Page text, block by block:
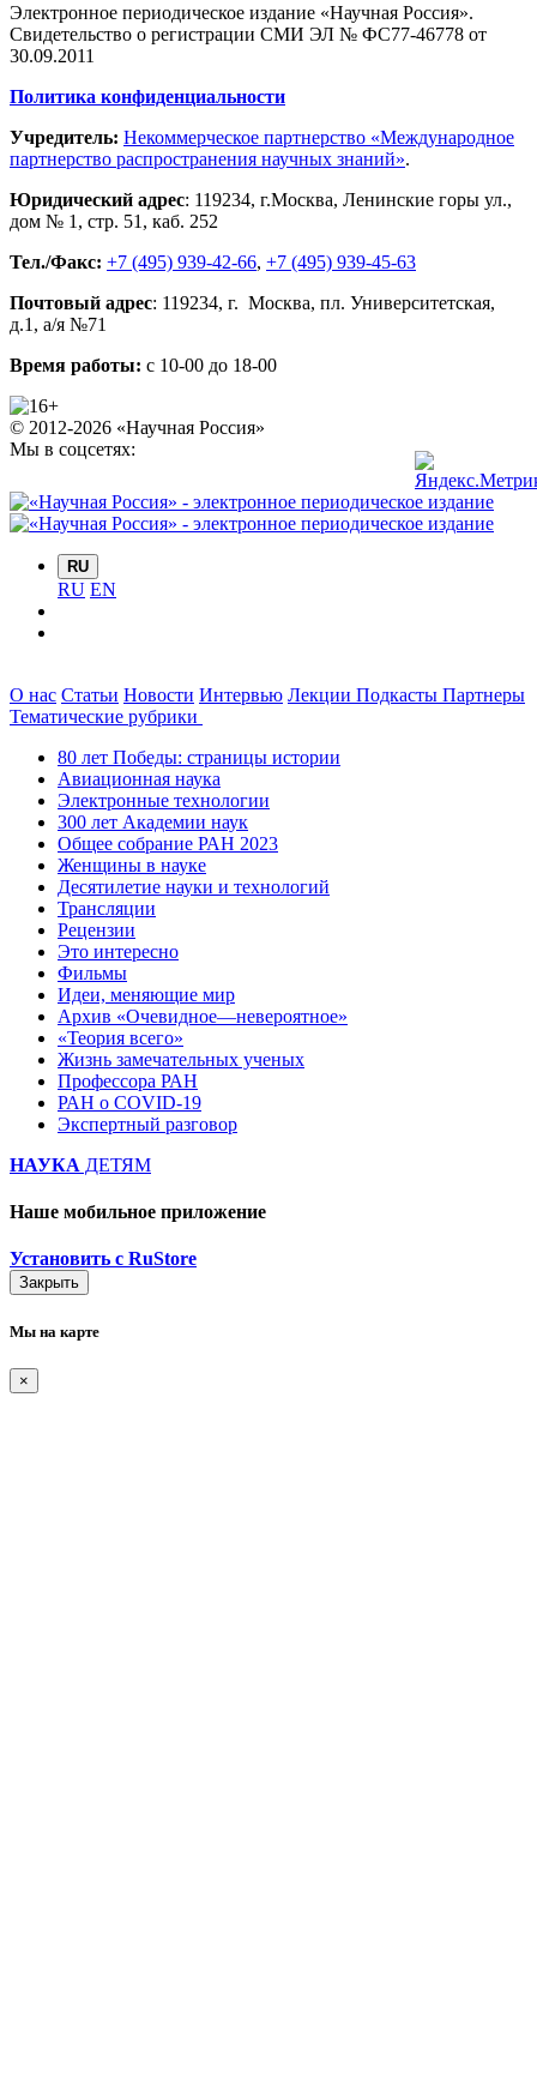
Электронное периодическое издание «Научная Россия».
Свидетельство о регистрации СМИ ЭЛ № ФС77-46778 от
30.09.2011
Политика конфиденциальности
Учредитель: Некоммерческое партнерство «Международное
партнерство распространения научных знаний».
Юридический адрес: 119234, г.Москва, Ленинские горы ул.,
дом № 1, стр. 51 , каб. 252
Тел./Факс: +7 (495) 939-42-66, +7 (495) 939-45-63
Почтовый адрес: 119234, г. Москва, пл. Университетская,
д.1 , а/я №71
Время работы: с 10-00 до 18-00
© 2012-2026 «Научная Россия»
Мы в соцсетях:
RU
RU EN
О нас Статьи Новости Интервью Лекции Подкасты Партнеры
Тематические рубрики
80 лет Победы: страницы истории
Авиационная наука
Электронные технологии
300 лет Академии наук
Общее собрание РАН 2023
Женщины в науке
Десятилетие науки и технологий
Трансляции
Рецензии
Это интересно
Фильмы
Идеи, меняющие мир
Архив «Очевидное—невероятное»
«Теория всего»
Жизнь замечательных ученых
Профессора РАН
РАН о COVID-19
Экспертный разговор
НАУКА ДЕТЯМ
Наше мобильное приложение
Установить с RuStore
Закрыть
Мы на карте
×